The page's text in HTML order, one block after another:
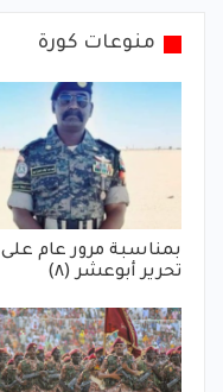
منوعات كورة
بمناسبة مرور عام على
تحرير أبوعشر (٨)